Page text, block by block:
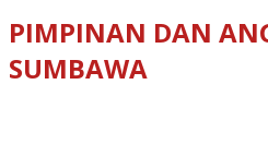
PIMPINAN DAN
SUMBAWA